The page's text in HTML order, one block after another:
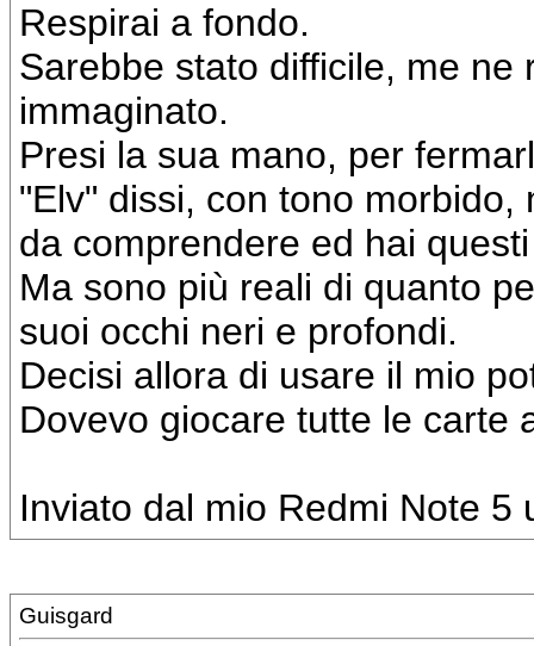
Respirai a fondo.
Sarebbe stato difficile, me ne
immaginato.
Presi la sua mano, per
"Elv" dissi, con tono
da comprendere ed hai
Ma sono più reali di quanto
suoi occhi neri e profondi.
Decisi allora di usare il mio
Dovevo giocare tutte le carte
Inviato dal mio Redmi Note 5
Guisgard